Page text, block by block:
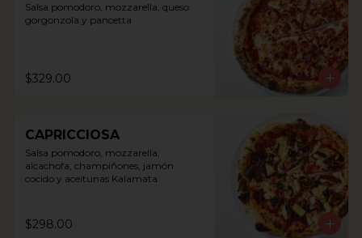
Salsa pomodoro, mozzarella, queso
gorgonzola y pancetta
$329.00
CAPRICCIOSA
Salsa pomodoro, mozzarella,
alcachofa, champiñones, jamón
cocido y aceitunas Kalamata
$298.00